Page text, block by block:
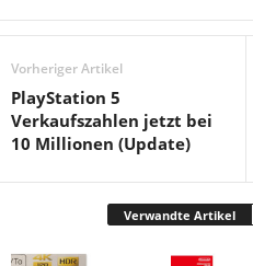
Vorheriger Artikel
PlayStation 5
Verkaufszahlen jetzt bei
10 Millionen (Update)
Verwandte Artikel